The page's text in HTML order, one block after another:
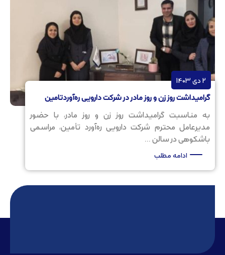
2 دی 1403
گرامیداشت روز زن و روز مادر در شرکت دارویی ره‌آوردتامین
به مناسبت گرامیداشت روز زن و روز مادر، با حضور
مدیرعامل محترم شرکت دارویی ره‌آورد تأمین، مراسمی
باشکوهی در سالن ...
ادامه مطلب